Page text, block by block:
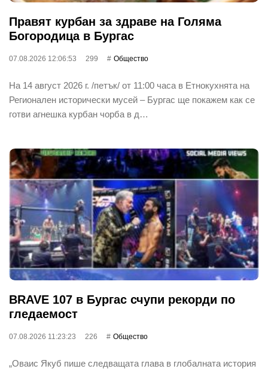
Правят курбан за здраве на Голяма
Богородица в Бургас
07.08.2026 12:06:53 299 Общество
На 14 август 2026 г. /петък/ от 11:00 часа в Етнокухнята на
Регионален исторически мусей – Бургас ще покажем как се
готви агнешка курбан чорба в д…
BRAVE 107 в Бургас счупи рекорди по
гледаемост
07.08.2026 11:23:23 226 Общество
„Оваис Якуб пише следващата глава в глобалната история